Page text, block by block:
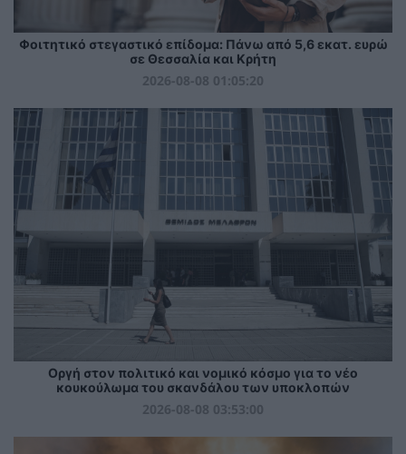
Φοιτητικό στεγαστικό επίδομα: Πάνω από 5,6 εκατ. ευρώ
σε Θεσσαλία και Κρήτη
2026-08-08 01:05:20
Οργή στον πολιτικό και νομικό κόσμο για το νέο
κουκούλωμα του σκανδάλου των υποκλοπών
2026-08-08 03:53:00